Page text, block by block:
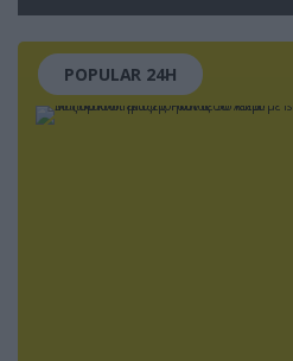
POPULAR 24H